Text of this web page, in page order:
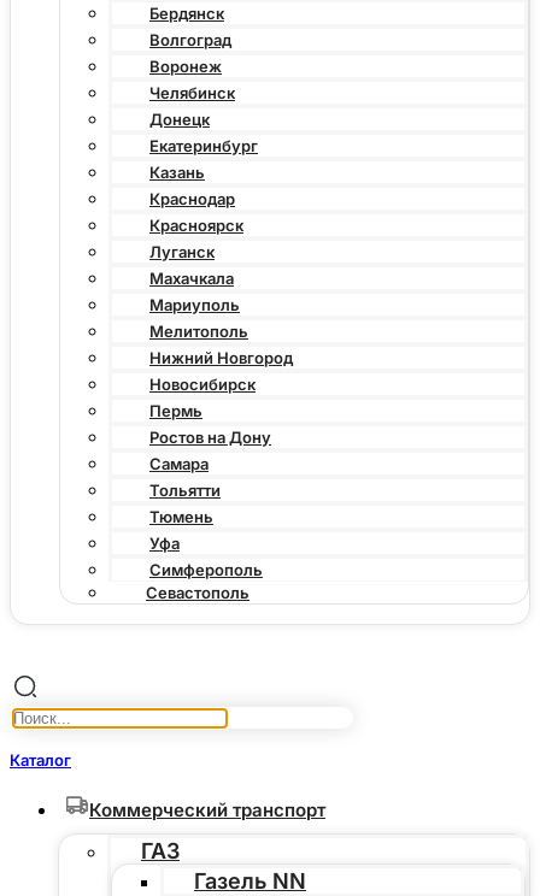
Бердянск
Волгоград
Воронеж
Челябинск
Донецк
Екатеринбург
Казань
Краснодар
Красноярск
Луганск
Махачкала
Мариуполь
Мелитополь
Нижний Новгород
Новосибирск
Пермь
Ростов на Дону
Самара
Тольятти
Тюмень
Уфа
Симферополь
Севастополь
Каталог
Коммерческий транспорт
ГАЗ
Газель NN